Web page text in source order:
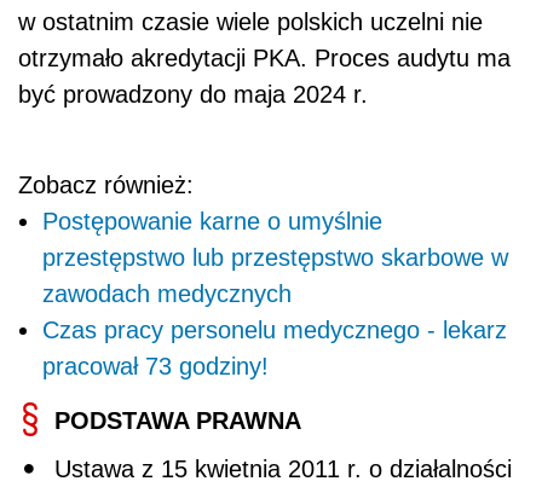
w ostatnim czasie wiele polskich uczelni nie
otrzymało akredytacji PKA. Proces audytu ma
być prowadzony do maja 2024 r.
Zobacz również:
Postępowanie karne o umyślnie
przestępstwo lub przestępstwo skarbowe w
zawodach medycznych
Czas pracy personelu medycznego - lekarz
pracował 73 godziny!
PODSTAWA PRAWNA
Ustawa z 15 kwietnia 2011 r. o działalności